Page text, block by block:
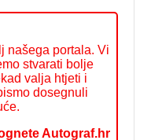
našega portala. Vi
stvarati bolje
valja htjeti i
dosegnuli
Autograf.hr